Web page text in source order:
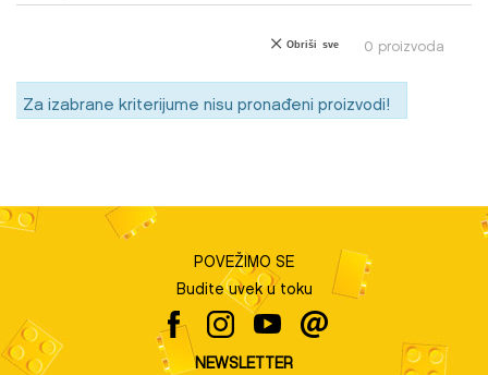
0 proizvoda
Obriši sve
Za izabrane kriterijume nisu pronađeni proizvodi!
POVEŽIMO SE
Budite uvek u toku
NEWSLETTER